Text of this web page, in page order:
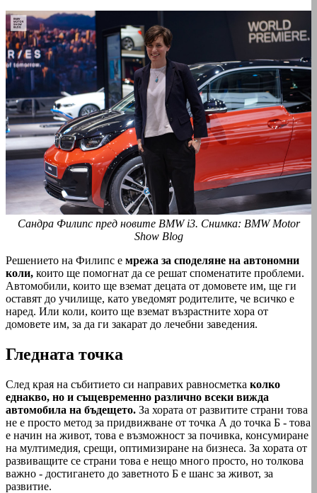
Сандра Филипс пред новите BMW i3. Снимка: BMW Motor
Show Blog
Решението на Филипс е мрежа за споделяне на автономни
коли, които ще помогнат да се решат споменатите проблеми.
Автомобили, които ще вземат децата от домовете им, ще ги
оставят до училище, като уведомят родителите, че всичко е
наред. Или коли, които ще вземат възрастните хора от
домовете им, за да ги закарат до лечебни заведения.
Гледната точка
След края на събитието си направих равносметка колко
еднакво, но и същевременно различно всеки вижда
автомобила на бъдещето. За хората от развитите страни това
не е просто метод за придвижване от точка А до точка Б - това
е начин на живот, това е възможност за почивка, консумиране
на мултимедия, срещи, оптимизиране на бизнеса. За хората от
развиващите се страни това е нещо много просто, но толкова
важно - достигането до заветното Б е шанс за живот, за
развитие.